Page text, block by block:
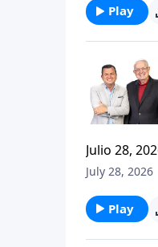
capitulo de
AFLIGIDO.
Play
Julio 28,
el pastor
July 28, 2026
Play